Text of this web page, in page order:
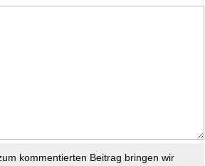
kommentierten Beitrag bringen wir